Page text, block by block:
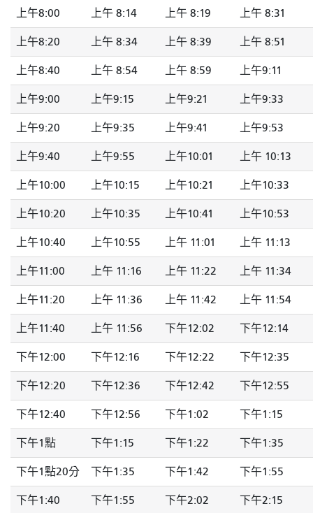
上午8:00 上午 8:14 上午 8:19 上午 8:31
上午8:20 上午 8:34 上午 8:39 上午 8:51
上午8:40 上午 8:54 上午 8:59 上午9:11
上午9:00 上午9:15 上午9:21 上午9:33
上午9:20 上午9:35 上午9:41 上午9:53
上午9:40 上午9:55 上午10:01 上午 10:13
上午10:00 上午10:15 上午10:21 上午10:33
上午10:20 上午10:35 上午10:41 上午10:53
上午10:40 上午10:55 上午 11:01 上午 11:13
上午11:00 上午 11:16 上午 11:22 上午 11:34
上午11:20 上午 11:36 上午 11:42 上午 11:54
上午11:40 上午 11:56 下午12:02 下午12:14
下午12:00 下午12:16 下午12:22 下午12:35
下午12:20 下午12:36 下午12:42 下午12:55
下午12:40 下午12:56 下午1:02 下午1:15
下午1點 下午1:15 下午1:22 下午1:35
下午1點20分 下午1:35 下午1:42 下午1:55
下午1:40 下午1:55 下午2:02 下午2:15